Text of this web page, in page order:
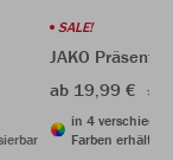
SALE!
JAKO
ab 19,99 €
in 4
Farben